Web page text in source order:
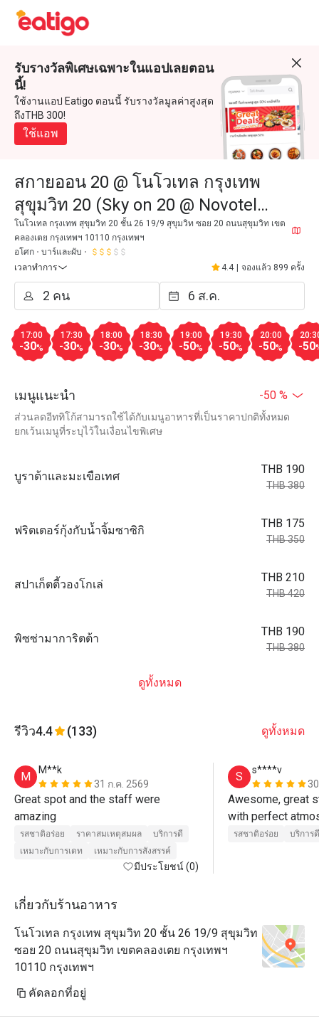
รับรางวัลพิเศษเฉพาะในแอปเลยตอน
นี้!
ใช้งานแอป Eatigo ตอนนี้ รับรางวัลมูลค่าสูงสุด
ถึงTHB 300!
ใช้แอพ
สกายออน 20 @ โนโวเทล กรุงเทพ
สุขุมวิท 20 (Sky on 20 @ Novotel
Bangkok Sukhumvit 20)
โนโวเทล กรุงเทพ สุขุมวิท 20 ชั้น 26 19/9 สุขุมวิท ซอย 20 ถนนสุขุมวิท เขต
คลองเตย กรุงเทพฯ 10110 กรุงเทพฯ
อโศก
บาร์และผับ
เวลาทำการ
4.4 จองแล้ว 899 ครั้ง
17:00
-30%
17:30
-30%
18:00
-30%
18:30
-30%
19:00
-50%
19:30
-50%
20:00
-50% -50
เมนูแนะนำ -50 %
ส่วนลดอีททิโก้สามารถใช้ได้กับเมนูอาหารที่เป็นราคาปกติทั้งหมด
ยกเว้นเมนูที่ระบุไว้ในเงื่อนไขพิเศษ
บูราต้าและมะเขือเทศ
THB 190
THB 380
ฟริตเตอร์กุ้งกับน้ำจิ้มซาซิกิ
THB 175
THB 350
สปาเก็ตตี้วองโกเล่
THB 210
THB 420
พิซซ่ามาการิตต้า
THB 190
THB 380
ดูทั้งหมด
รีวิว4.4 (133) ดูทั้งหมด
M
M**k
31 ก.ค. 2569
Great spot and the staff were
รสชาติอร่อย ราคาสมเหตุสมผล
บริการดี
เหมาะกับการเดท
เหมาะกับการสังสรรค์
มีประโยชน์ (0)
S
s****v
Awesome, great
with perfect
รสชาติอร่อย บริการดี
เกี่ยวกับร้านอาหาร
โนโวเทล กรุงเทพ สุขุมวิท 20 ชั้น 26 19/9 สุขุมวิท
ซอย 20 ถนนสุขุมวิท เขตคลองเตย กรุงเทพฯ
10110 กรุงเทพฯ
คัดลอกที่อยู่